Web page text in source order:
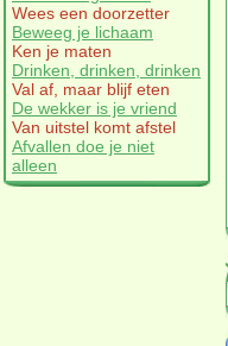
Wees een doorzetter
Beweeg je lichaam
Ken je maten
Drinken, drinken, drinken
Val af, maar blijf eten
De wekker is je vriend
Van uitstel komt afstel
Afvallen doe je niet
alleen